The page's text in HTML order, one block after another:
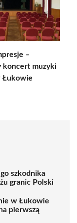
–
koncert muzyki
szkodnika
granic Polski
w Łukowie
pierwszą